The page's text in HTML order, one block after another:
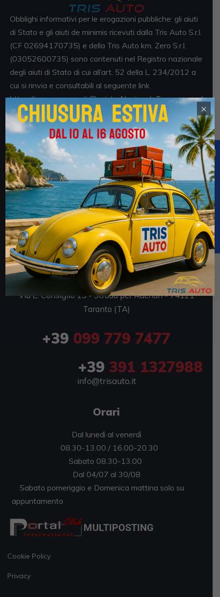
Obblighi informativi per le erogazioni pubbliche: gli aiuti
di Stato e gli aiuti de minimis ricevuti dalla Tris Auto S.r.l.
(CF 02694170735) e della Tris Auto km. Zero S.r.l.
(03052600735) sono contenuti nel Registro nazionale
degli aiuti di Stato di cui all’art. 52 della L. 234/2012 a
cui si rinvia e consultabili al seguente link
https://www.rna.gov.it/RegistroNazionaleTrasparenza/
faces/pages/TrasparenzaAiuto.jspx
Sedi
TRIS AUTO SRL
Via E. Consiglio 7 - Strada per Auchan - 74121
Taranto (TA)
P.IVA 02694170735
TRIS AUTO OUTLET
Via E. Consiglio 15 - Strada per Auchan - 74121
Taranto (TA)
+39 099 779 7477
+39 391 1327988
info@trisauto.it
Orari
Dal lunedì al venerdì
08.30-13.00 / 16.00-20.30
Sabato 08.30-13.00
Dal 04/07 al 30/08
Sabato pomeriggio e Domenica mattina solo su
appuntamento
MULTIPOSTING
Cookie Policy
Privacy
×